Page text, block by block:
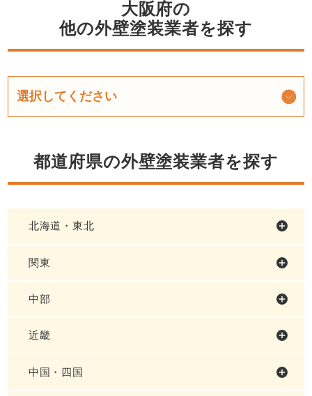
大阪府の
他の外壁塗装業者を探す
都道府県の外壁塗装業者を探す
北海道・東北
関東
中部
近畿
中国・四国